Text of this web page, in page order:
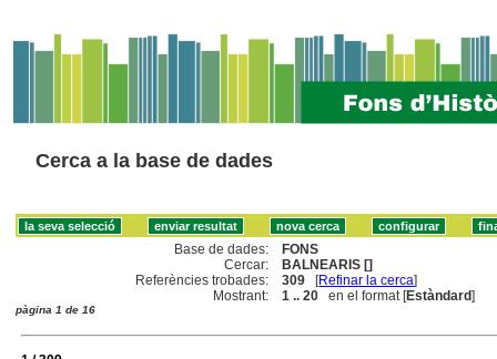
Cerca a la base de dades
Base de dades:
FONS
Cercar:
BALNEARIS []
Referències trobades:
309 [Refinar la cerca]
Mostrant:
1 .. 20 en el format [Estàndard]
pàgina 1 de 16